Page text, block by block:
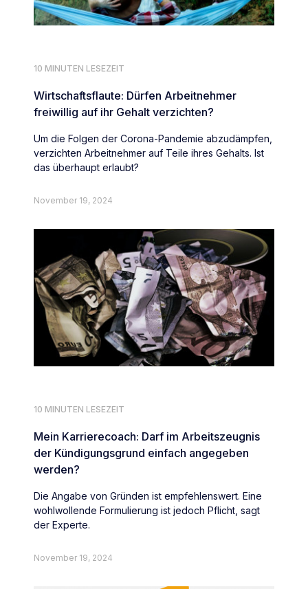
10 MINUTEN LESEZEIT
Wirtschaftsflaute: Dürfen Arbeitnehmer
freiwillig auf ihr Gehalt verzichten?
Um die Folgen der Corona-Pandemie abzudämpfen,
verzichten Arbeitnehmer auf Teile ihres Gehalts. Ist
das überhaupt erlaubt?
November 19, 2024
10 MINUTEN LESEZEIT
Mein Karrierecoach: Darf im Arbeitszeugnis
der Kündigungsgrund einfach angegeben
werden?
Die Angabe von Gründen ist empfehlenswert. Eine
wohlwollende Formulierung ist jedoch Pflicht, sagt
der Experte.
November 19, 2024